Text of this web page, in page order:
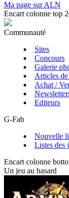
Ma page sur ALN
Encart colonne top
Communauté
Sites
Concours
Galerie
Articles
Achat /
Editeurs
G-Fab
Nouvelle
Listes des
Encart colonne
Un jeu au hasard